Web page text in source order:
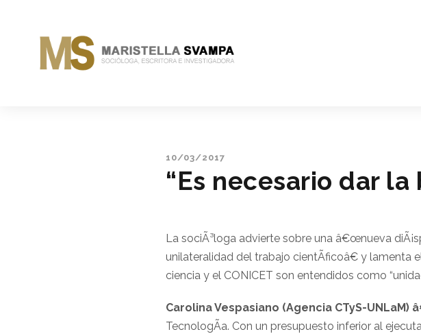
10/03/2017
“Es necesario dar
La sociÃ³loga advierte sobre una â€œnueva
unilateralidad del trabajo cientÃ­ficoâ€ y lamenta
ciencia y el CONICET son entendidos como
Carolina Vespasiano (Agencia CTyS-UNLaM)
TecnologÃ­a. Con un presupuesto inferior al